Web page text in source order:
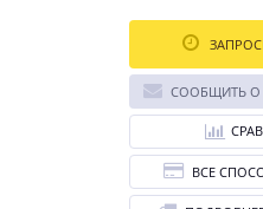
СООБЩИТЬ О
ВСЕ